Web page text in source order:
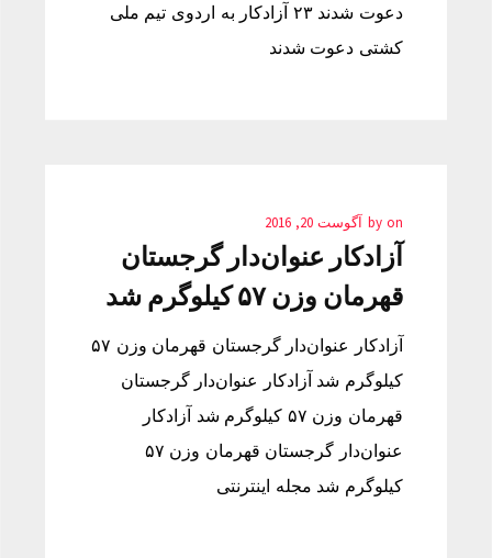
دعوت شدند ۲۳ آزادکار به اردوی تیم ملی
کشتی دعوت شدند
by on آگوست 20, 2016
آزادکار عنوان‌دار گرجستان
قهرمان وزن ۵۷ کیلوگرم شد
آزادکار عنوان‌دار گرجستان قهرمان وزن ۵۷
کیلوگرم شد آزادکار عنوان‌دار گرجستان
قهرمان وزن ۵۷ کیلوگرم شد آزادکار
عنوان‌دار گرجستان قهرمان وزن ۵۷
کیلوگرم شد مجله اینترنتی